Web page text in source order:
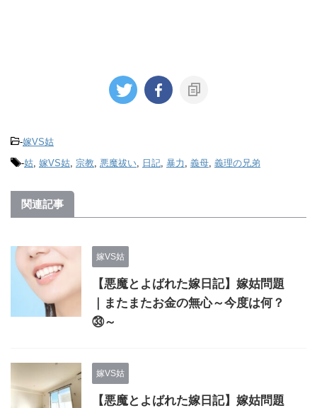
-嫁VS姑
-姑, 嫁VS姑, 宗教, 悪魔祓い, 日記, 暴力 , 義母, 義理の兄弟
関連記事
嫁VS姑
【悪魔とよばれた嫁日記】嫁姑問題
｜またまたお金の無心～今度は何？
㉝～
嫁VS姑
【悪魔とよばれた嫁日記】嫁姑問題